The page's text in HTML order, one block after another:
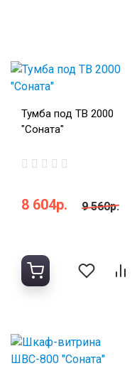
Тумба под ТВ 2000
"Соната"
8 604р. 9 560р.